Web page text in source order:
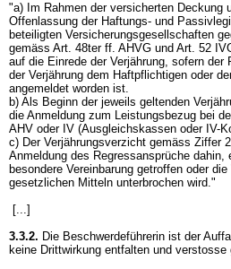
"a) Im Rahmen der versicherten Deckung
Offenlassung der Haftungs- und
beteiligten Versicherungsgesellschaften
gemäss Art. 48ter ff. AHVG und Art. 52
auf die Einrede der Verjährung, sofern
der Verjährung dem Haftpflichtigen oder
angemeldet worden ist.
b) Als Beginn der jeweils geltenden
die Anmeldung zum Leistungsbezug bei
AHV oder IV (Ausgleichskassen oder IV-
c) Der Verjährungsverzicht gemäss Ziffer
Anmeldung des Regressansprüche
besondere Vereinbarung getroffen oder
gesetzlichen Mitteln unterbrochen wird."
[...]
3.3.2. Die Beschwerdeführerin ist der
keine Drittwirkung entfalten und verstosse